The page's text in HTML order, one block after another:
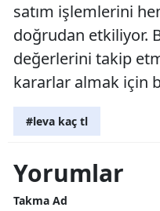
satım işlemlerini
doğrudan etkiliyor.
değerlerini takip
kararlar almak için
#leva kaç tl
Yorumlar
Takma Ad